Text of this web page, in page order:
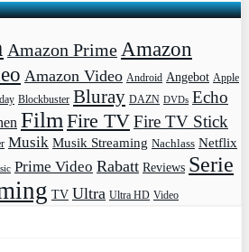
Amazon Prime Amazon
Amazon Video Android Angebot Apple
Blockbuster Bluray DAZN DVDs Echo
Film Fire TVFire TV Stick
Musik Musik Streaming Nachlass Netflix
Prime Video Rabatt Reviews Serie
TV Ultra Ultra HD Video